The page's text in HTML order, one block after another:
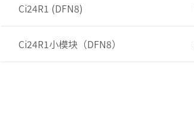
Ci24R1 (DFN8)
Ci24R1小模块（DFN8）